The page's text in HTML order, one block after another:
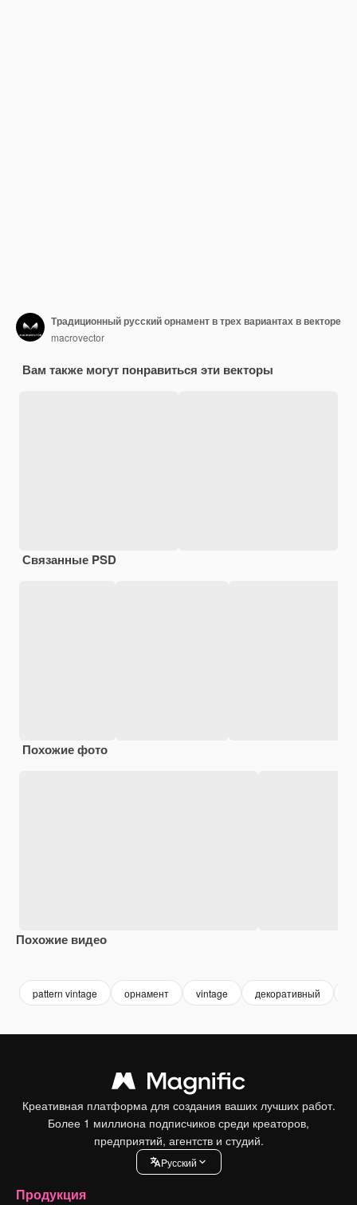
Традиционный русский орнамент в трех вариантах в векторе
macrovector
Вам также могут понравиться эти векторы
Связанные PSD
Похожие фото
Похожие видео
pattern vintage орнамент vintage декоративный
Креативная платформа для создания ваших лучших работ.
Более 1 миллиона подписчиков среди креаторов,
предприятий, агентств и студий.
Pусский
Продукция